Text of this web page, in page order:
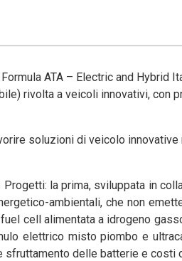
ATA – Electric and Hybrid
rivolta a veicoli innovativi, con
soluzioni di veicolo
la prima, sviluppata in
ambientali, che non
cell alimentata a idrogeno
elettrico misto piombo e
sfruttamento delle batterie e costi